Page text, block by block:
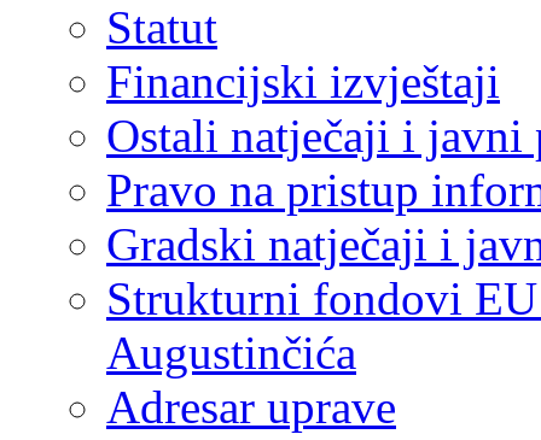
Statut
Financijski izvještaji
Ostali natječaji i javni
Pravo na pristup
Gradski natječaji i
Strukturni fondovi
Augustinčića
Adresar uprave